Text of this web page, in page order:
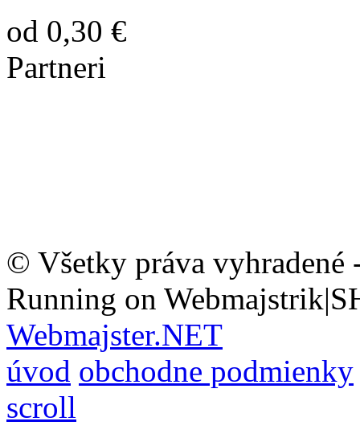
od 0,30 €
Partneri
© Všetky práva vyhradené
Running on
Webmajster.NET
úvod obchodne podmienky
scroll